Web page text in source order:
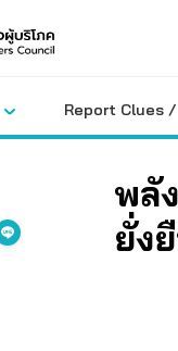
Report Clues
พลั
ยั่ง